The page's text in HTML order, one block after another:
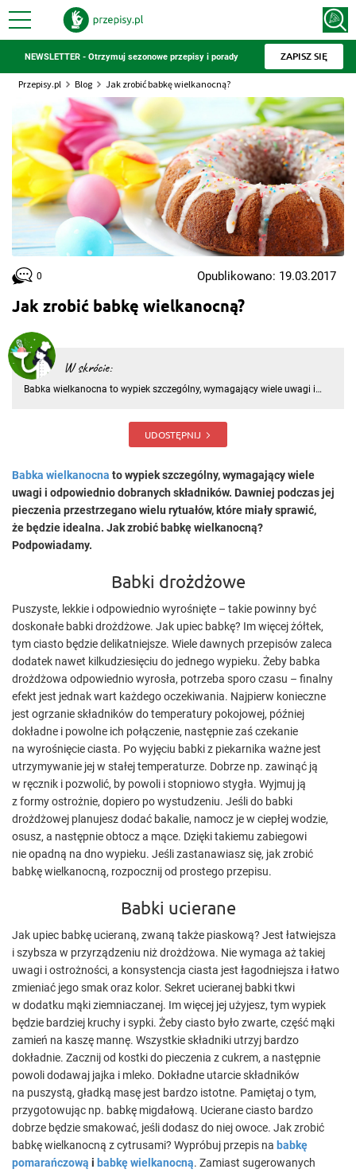
NEWSLETTER - Otrzymuj sezonowe przepisy i porady ZAPISZ SIĘ
Przepisy.pl Blog Jak zrobić babkę wielkanocną?
Jak zrobić babkę wielkanocną?
W skrócie:
Babka wielkanocna to wypiek szczególny, wymagający wiele uwagi i
Jak zrobić babkę wielkanocną? Podpowiadamy
UDOSTĘPNIJ
0 Opublikowano: 19.03.2017
Babka wielkanocna to wypiek szczególny, wymagający wiele
uwagi i odpowiednio dobranych składników. Dawniej podczas jej
pieczenia przestrzegano wielu rytuałów, które miały sprawić,
że będzie idealna. Jak zrobić babkę wielkanocną?
Podpowiadamy.
Babki drożdżowe
Puszyste, lekkie i odpowiednio wyrośnięte – takie powinny być
doskonałe babki drożdżowe. Jak upiec babkę? Im więcej żółtek,
tym ciasto będzie delikatniejsze. Wiele dawnych przepisów zaleca
dodatek nawet kilkudziesięciu do jednego wypieku. Żeby babka
drożdżowa odpowiednio wyrosła, potrzeba sporo czasu – finalny
efekt jest jednak wart każdego oczekiwania. Najpierw konieczne
jest ogrzanie składników do temperatury pokojowej, później
dokładne i powolne ich połączenie, następnie zaś czekanie
na wyrośnięcie ciasta. Po wyjęciu babki z piekarnika ważne jest
utrzymywanie jej w stałej temperaturze. Dobrze np. zawinąć ją
w ręcznik i pozwolić, by powoli i stopniowo stygła. Wyjmuj ją
z formy ostrożnie, dopiero po wystudzeniu. Jeśli do babki
drożdżowej planujesz dodać bakalie, namocz je w ciepłej wodzie,
osusz, a następnie obtocz a mące. Dzięki takiemu zabiegowi
nie opadną na dno wypieku. Jeśli zastanawiasz się, jak zrobić
babkę wielkanocną, rozpocznij od prostego przepisu.
Babki ucierane
Jak upiec babkę ucieraną, zwaną także piaskową? Jest łatwiejsza
i szybsza w przyrządzeniu niż drożdżowa. Nie wymaga aż takiej
uwagi i ostrożności, a konsystencja ciasta jest łagodniejsza i łatwo
zmieniać jego smak oraz kolor. Sekret ucieranej babki tkwi
w dodatku mąki ziemniaczanej. Im więcej jej użyjesz, tym wypiek
będzie bardziej kruchy i sypki. Żeby ciasto było zwarte, część mąki
zamień na kaszę mannę. Wszystkie składniki utrzyj bardzo
dokładnie. Zacznij od kostki do pieczenia z cukrem, a następnie
powoli dodawaj jajka i mleko. Dokładne utarcie składników
na puszystą, gładką masę jest bardzo istotne. Pamiętaj o tym,
przygotowując np. babkę migdałową. Ucierane ciasto bardzo
dobrze będzie smakować, jeśli dodasz do niej owoce. Jak zrobić
babkę wielkanocną z cytrusami? Wypróbuj przepis na babkę
pomarańczową i babkę wielkanocną. Zamiast sugerowanych